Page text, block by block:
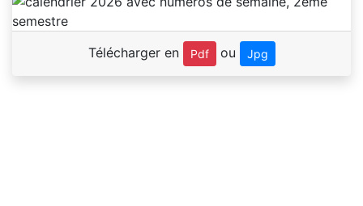
Télécharger en Pdf ou Jpg